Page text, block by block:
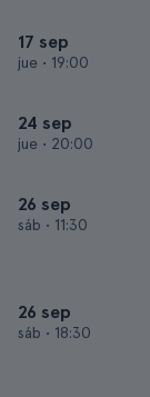
17 sep
jue • 19:00
24 sep
jue • 20:00
26 sep
sáb • 11:30
26 sep
sáb • 18:30